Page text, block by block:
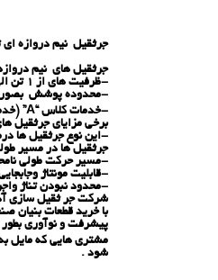
جرثقیل نیم دروازه
جرثقیل های نیم
-ظرفیت های از 1 تن الی 400 تن
-محدوده پوشش بصورت عرضی تا دهانه 30 متر بدون كنسول
-خدمات کلاس “A” (خدمات پركار)
برخی مزایای جرثقیل
-این نوع جرثقیل ها
جرثقیل ها در مسیر
-مسیر حركت طولی
-قابلیت مونتاژ
-محدود نبودن تناژ
شرکت جر ثقیل سازی
با خرید قطعات بنیان
پیشرفت و نوآوری
مشتری هایی که مایل
شود .